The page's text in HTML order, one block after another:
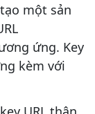
một sản
ứng. Key
kèm với